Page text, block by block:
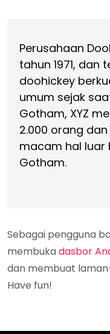
Perusahaan
tahun 1971, dan
doohickey
umum sejak
Gotham, XYZ
2.000 orang
macam hal luar
Gotham.
Sebagai pengguna
membukadasbor
dan membuat
Have fun!